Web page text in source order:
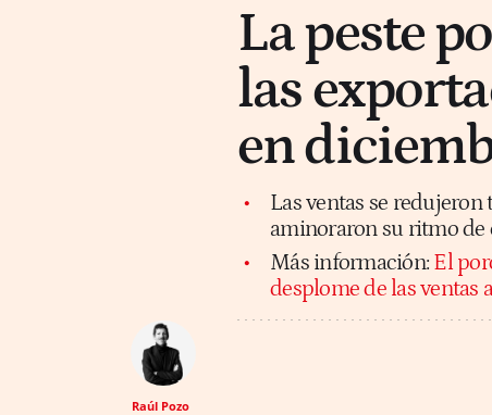
La peste
las
en
Las ventas se redujeron
aminoraron su ritmo de
Más información: El
desplome de las ventas
Raúl Pozo